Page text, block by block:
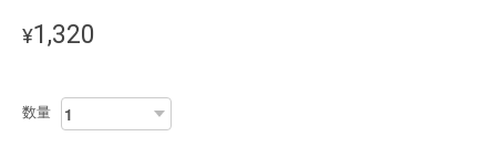
¥1,320
数量